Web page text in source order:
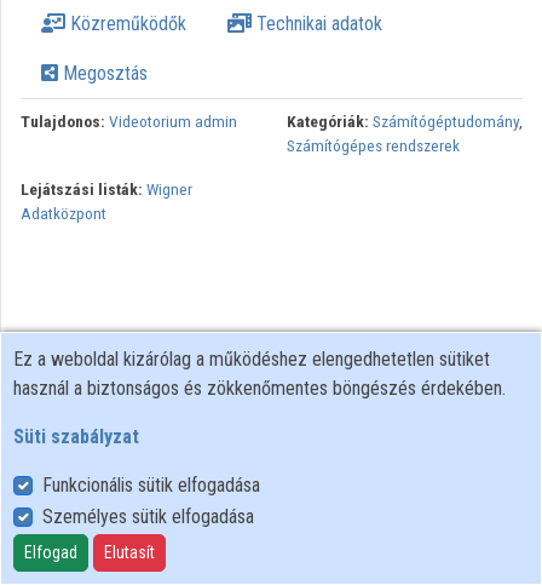
Közreműködők Technikai adatok
Megosztás
Tulajdonos: Videotorium admin Kategóriák: Számítógéptudomány,
Számítógépes rendszerek
Lejátszási listák: Wigner
Adatközpont
Felhasználói szabályzat
Adatkezelési tájékoztató
Süti szabályzat
Ez a weboldal kizárólag a működéshez elengedhetetlen sütiket
használ a biztonságos és zökkenőmentes böngészés érdekében.
Süti szabályzat
Funkcionális sütik elfogadása
Személyes sütik elfogadása
Elfogad Elutasít